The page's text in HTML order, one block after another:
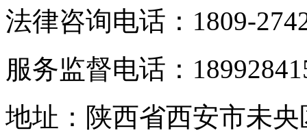
法律咨询电话：1809-
服务监督电话：
地址：陕西省西安市未